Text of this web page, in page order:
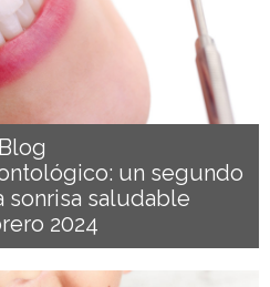
Blog
un segundo
sonrisa saludable
2024